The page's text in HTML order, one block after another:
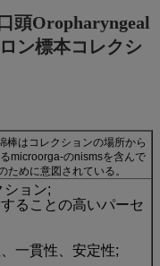
頭Oropharyngeal
ン標本コレクシ
棒はコレクションの場所から
microorga-のnismsを含んで
ために意図されている。
ション;
ることの高いパーセ
一貫性、安定性;